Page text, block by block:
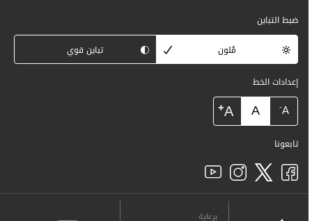
ضبط التباين
مُلون
تباين قوي
إعدادات الخط
A
-
A
A
+
تابعونا
برعاية